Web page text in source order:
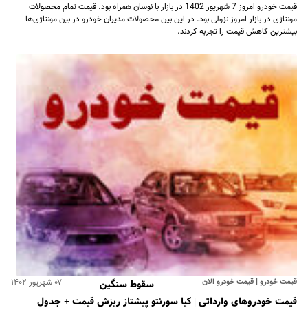
قیمت خودرو امروز 7 شهریور 1402 در بازار با نوسان همراه بود. قیمت تمام محصولات
مونتاژی در بازار امروز نزولی بود. در این بین محصولات مدیران خودرو در بین مونتاژی‌ها
بیشترین کاهش قیمت را تجربه کردند.
قیمت خودرو | قیمت خودرو الان ۰۷ شهریور ۱۴۰۲
سقوط سنگین
قیمت خودروهای وارداتی | کیا سورنتو پیشتاز ریزش قیمت + جدول